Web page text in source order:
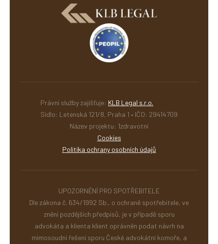
Právní služby zajišťuje: KLB Legal s.r.o.
Sídlo: Letenská 121/8, Praha 1 • IČO: 29414709
Název projektu: 1zdravotni
Cookies
Politika ochrany osobních údajů
UPOZORNĚNÍ PRO SPOTŘEBITELE
Dle zákona č. 634/1992 Sb., o ochraně spotřebitele, ve
znění pozdějších předpisů, je v případě sporu
advokáta a klienta klient oprávněn podat návrh na
mimosoudní řešení sporu České advokátní komoře, a